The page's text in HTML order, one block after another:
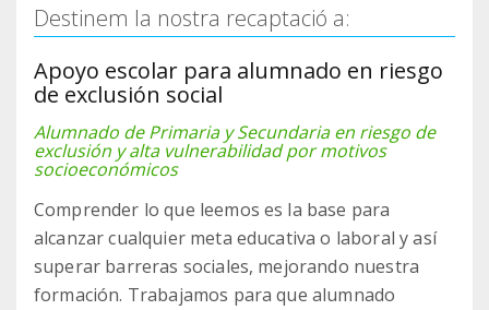
Destinem la nostra recaptació a:
Apoyo escolar para alumnado en riesgo
de exclusión social
Alumnado de Primaria y Secundaria en riesgo de
exclusión y alta vulnerabilidad por motivos
socioeconómicos
Comprender lo que leemos es la base para
alcanzar cualquier meta educativa o laboral y así
superar barreras sociales, mejorando nuestra
formación. Trabajamos para que alumnado